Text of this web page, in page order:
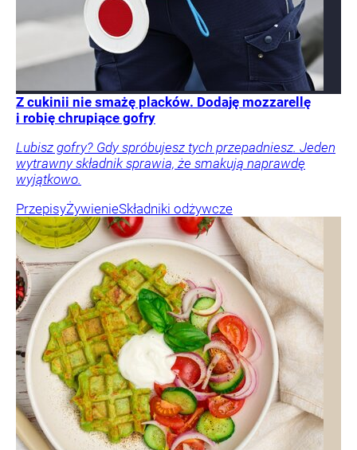
Z cukinii nie smażę placków. Dodaję mozzarellę
i robię chrupiące gofry
Lubisz gofry? Gdy spróbujesz tych przepadniesz. Jeden
wytrawny składnik sprawia, że smakują naprawdę
wyjątkowo.
PrzepisyŻywienieSkładniki odżywcze